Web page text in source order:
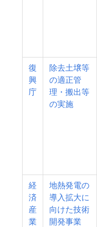
復
興
庁
除去土壌等
の適正管
理・搬出等
の実施
経
済
産
業
地熱発電の
導入拡大に
向けた技術
開発事業